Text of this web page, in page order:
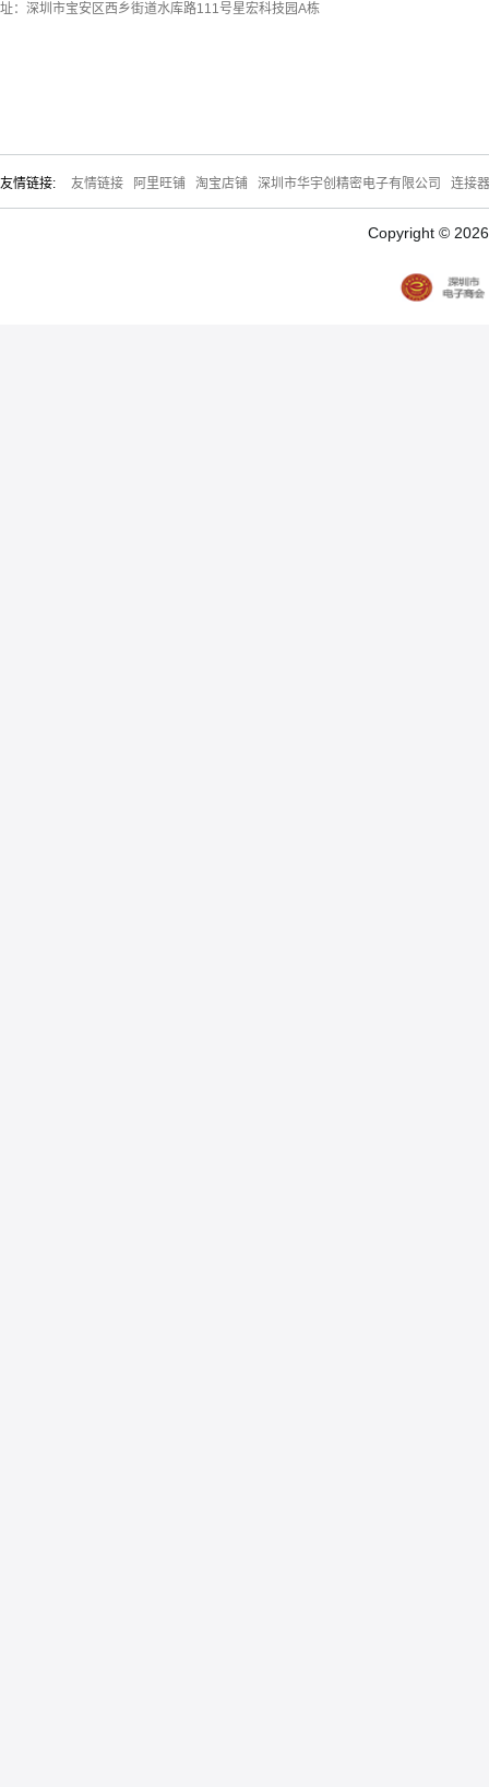
：深圳市宝安区西乡街道水库路111号星宏科技园A栋
友情链接: 友情链接 阿里旺铺 淘宝店铺 深圳市华宇创精密电子有限公司 连接
Copyright ©